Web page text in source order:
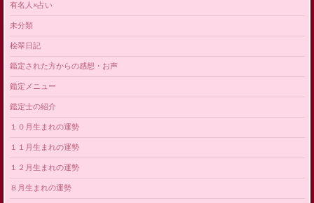
有名人×占い
未分類
桧翠日記
鑑定された方からの感想・お声
鑑定メニュー
鑑定士の紹介
１０月生まれの運勢
１１月生まれの運勢
１２月生まれの運勢
８月生まれの運勢